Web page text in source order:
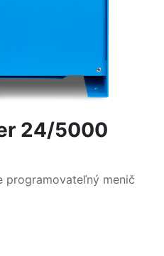
24/5000
programovateľný menič